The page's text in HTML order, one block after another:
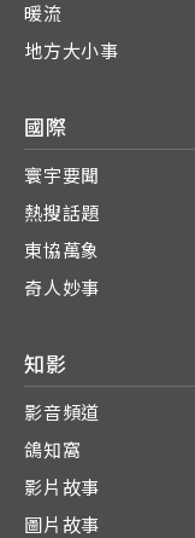
暖流
地方大小事
國際
寰宇要聞
熱搜話題
東協萬象
奇人妙事
知影
影音頻道
鴿知窩
影片故事
圖片故事